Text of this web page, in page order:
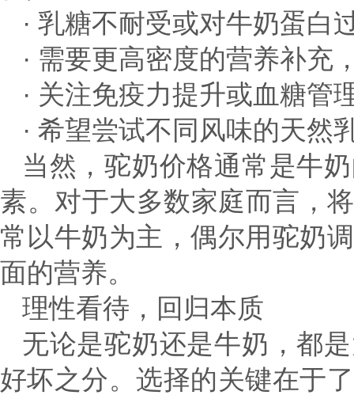
· 乳糖不耐受或对牛奶蛋白
· 需要更高密度的营养补充
· 关注免疫力提升或血糖管
· 希望尝试不同风味的天然
当然，驼奶价格通常是牛
素。对于大多数家庭而言，
常以牛奶为主，偶尔用驼奶
面的营养。
理性看待，回归本质
无论是驼奶还是牛奶，都
好坏之分。选择的关键在于